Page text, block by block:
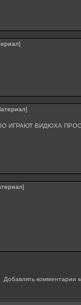
]
]
ИГРАЮТ ВИДЮХА
]
Добавлять комментарии